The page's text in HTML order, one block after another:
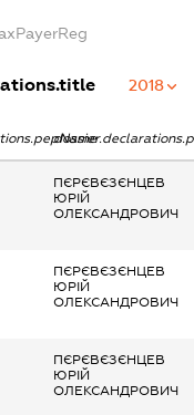
2018
ПЄРЄВЄЗЄНЦЕВ
ЮРІЙ
ОЛЕКСАНДРОВИЧ
ПЄРЄВЄЗЄНЦЕВ
ЮРІЙ
ОЛЕКСАНДРОВИЧ
ПЄРЄВЄЗЄНЦЕВ
ЮРІЙ
ОЛЕКСАНДРОВИЧ